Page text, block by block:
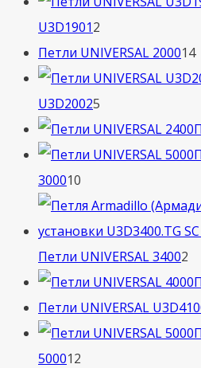
U3D19012
товара
Петли UNIVERSAL 20001414
U3D20025
товаров
300010
товаров
Петли UNIVERSAL 34002
Петли UNIVERSAL
500012